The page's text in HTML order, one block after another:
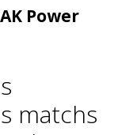
Power
matchs